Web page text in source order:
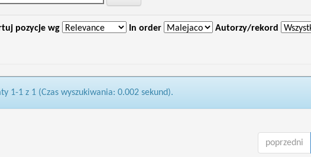
pozycje wg In order Autorzy/rekord
1-1 z 1 (Czas wyszukiwania: 0.002 sekund).
poprzedni